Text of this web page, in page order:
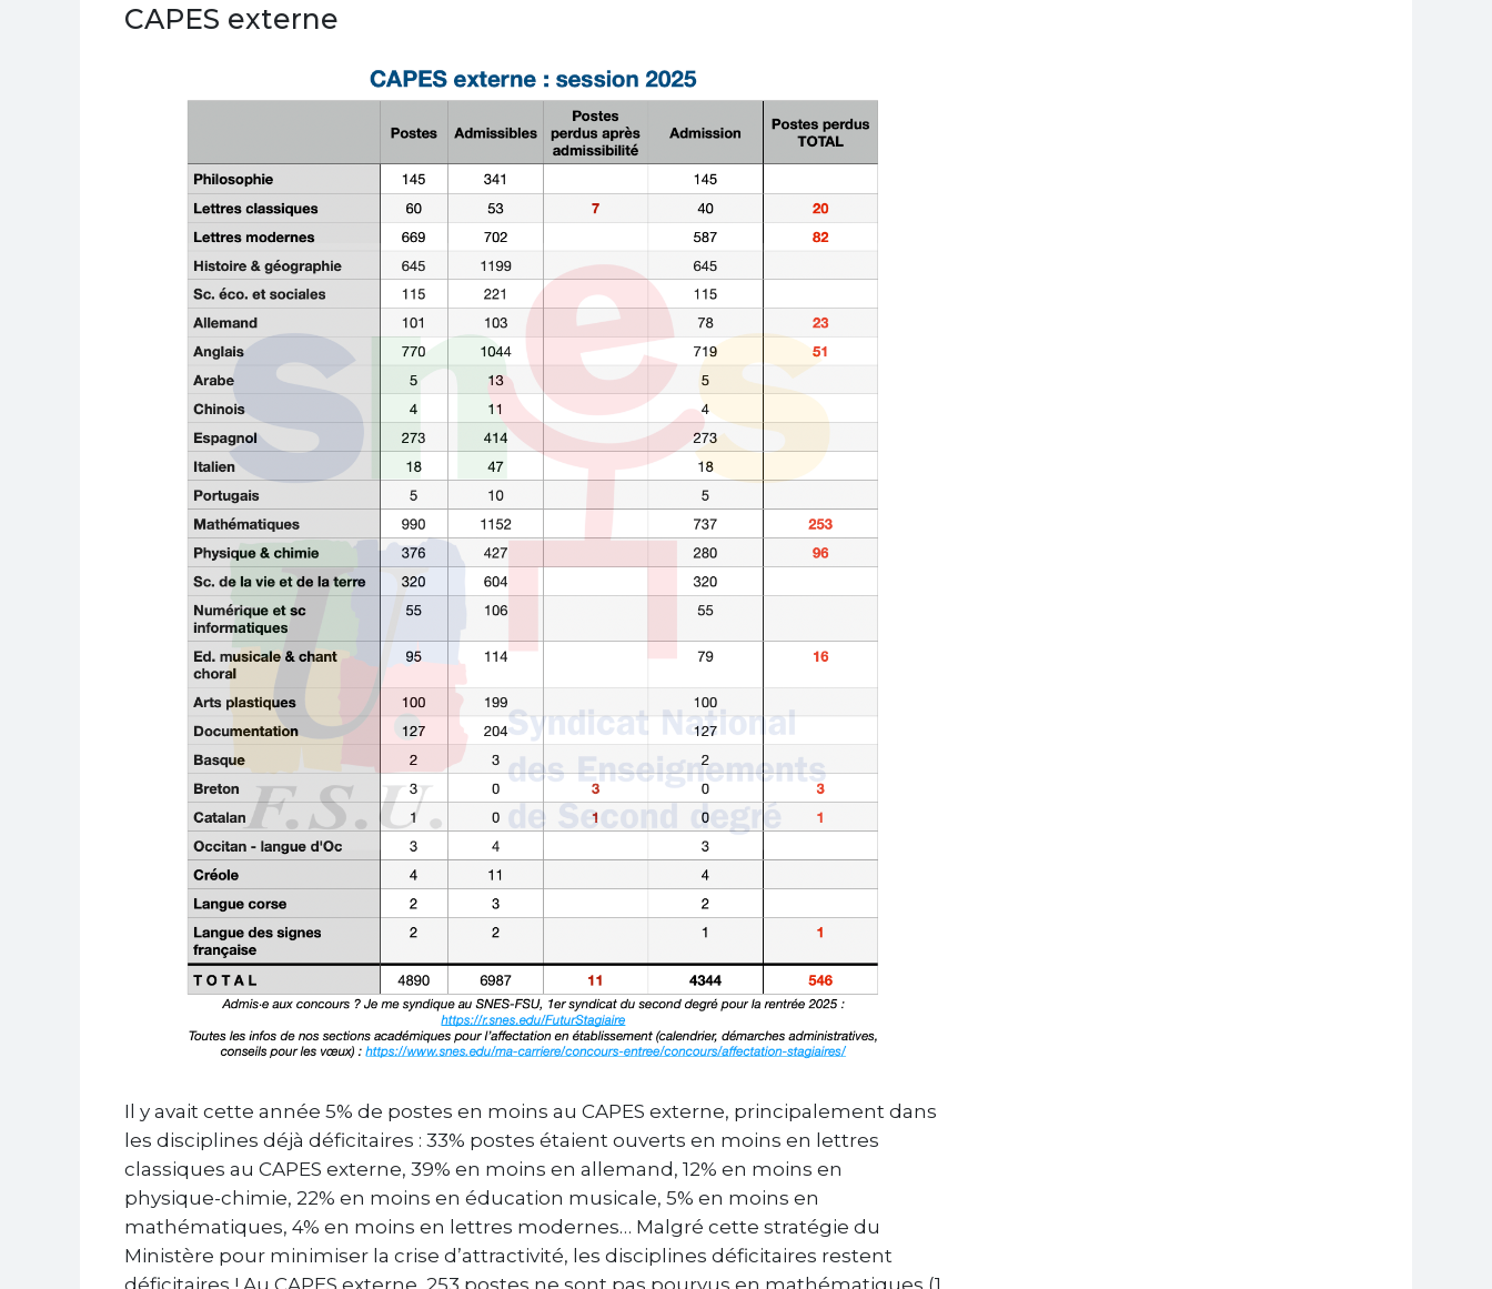
CAPES externe
Il y avait cette année 5% de postes en moins au CAPES externe, principalement dans
les disciplines déjà déficitaires : 33% postes étaient ouverts en moins en lettres
classiques au CAPES externe, 39% en moins en allemand, 12% en moins en
physique-chimie, 22% en moins en éducation musicale, 5% en moins en
mathématiques, 4% en moins en lettres modernes… Malgré cette stratégie du
Ministère pour minimiser la crise d’attractivité, les disciplines déficitaires restent